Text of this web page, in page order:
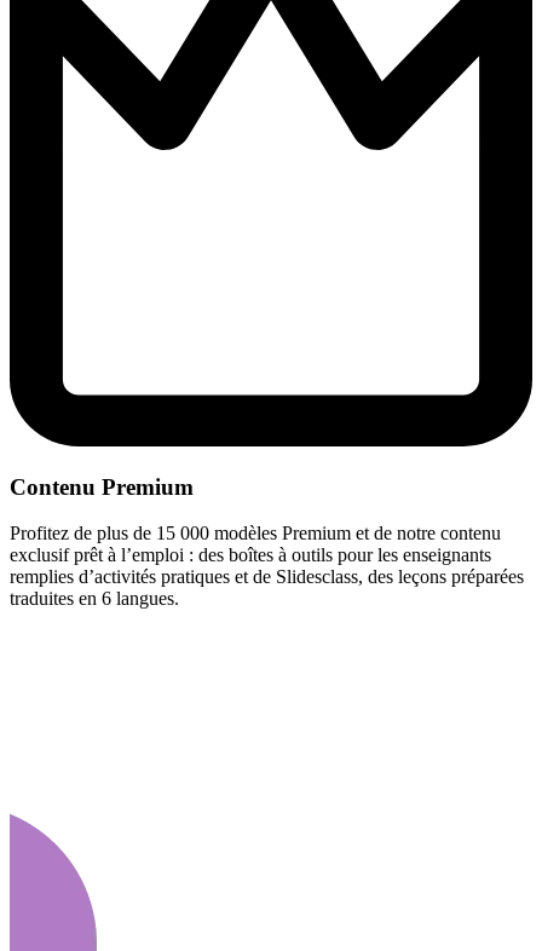
Contenu Premium
Profitez de plus de 15 000 modèles Premium et de notre contenu
exclusif prêt à l’emploi : des boîtes à outils pour les enseignants
remplies d’activités pratiques et de Slidesclass, des leçons préparées
traduites en 6 langues.